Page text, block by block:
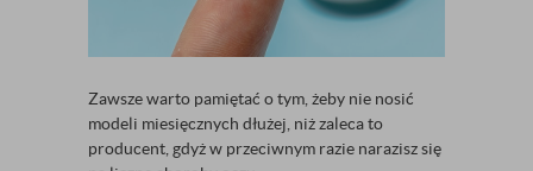
Zawsze warto pamiętać o tym, żeby nie nosić
modeli miesięcznych dłużej, niż zaleca to
producent, gdyż w przeciwnym razie narazisz się